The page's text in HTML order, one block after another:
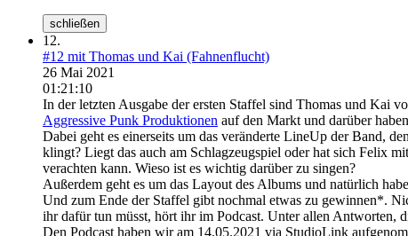
schließen
12.
#12 mit Thomas und Kai (Fahnenflucht)
26 Mai 2021
01:21:10
In der letzten Ausgabe der ersten Staffel sind Thomas und Kai
Aggressive Punk Produktionen auf den Markt und darüber
Dabei geht es einerseits um das veränderte LineUp der Band,
klingt? Liegt das auch am Schlagzeugspiel oder hat sich Felix
verachten kann. Wieso ist es wichtig darüber zu singen?
Außerdem geht es um das Layout des Albums und natürlich
Und zum Ende der Staffel gibt nochmal etwas zu gewinnen*.
ihr dafür tun müsst, hört ihr im Podcast. Unter allen Antworten,
Den Podcast haben wir am 14.05.2021 via StudioLink